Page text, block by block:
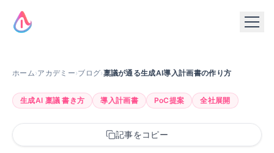
ホーム›アカデミー›ブログ›稟議が通る生成AI導入計画書の作り方
生成AI 稟議 書き方 導入計画書 PoC提案 全社展開
記事をコピー